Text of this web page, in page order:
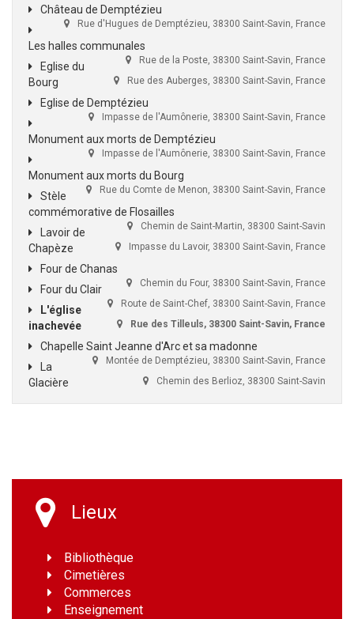
Château de Demptézieu
Rue d'Hugues de Demptézieu, 38300 Saint-Savin, France
Les halles communales
Rue de la Poste, 38300 Saint-Savin, France
Eglise du
Bourg
Rue des Auberges, 38300 Saint-Savin, France
Eglise de Demptézieu
Impasse de l'Aumônerie, 38300 Saint-Savin, France
Monument aux morts de Demptézieu
Impasse de l'Aumônerie, 38300 Saint-Savin, France
Monument aux morts du Bourg
Rue du Comte de Menon, 38300 Saint-Savin, France
Stèle
commémorative de Flosailles
Chemin de Saint-Martin, 38300 Saint-Savin
Lavoir de
Chapèze
Impasse du Lavoir, 38300 Saint-Savin, France
Four de Chanas
Chemin du Four, 38300 Saint-Savin, France
Four du Clair
Route de Saint-Chef, 38300 Saint-Savin, France
L'église
inachevée
Rue des Tilleuls, 38300 Saint-Savin, France
Chapelle Saint Jeanne d'Arc et sa madonne
Montée de Demptézieu, 38300 Saint-Savin, France
La
Glacière
Chemin des Berlioz, 38300 Saint-Savin
Lieux
Bibliothèque
Cimetières
Commerces
Enseignement